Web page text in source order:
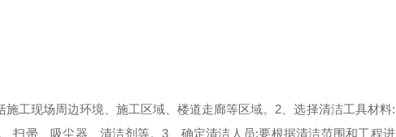
工现场周边环境、施工区域、楼道走廊等区域。2、选择清洁工具材料:
扫帚、吸尘器、清洁剂等。3、确定清洁人员:要根据清洁范围和工程进